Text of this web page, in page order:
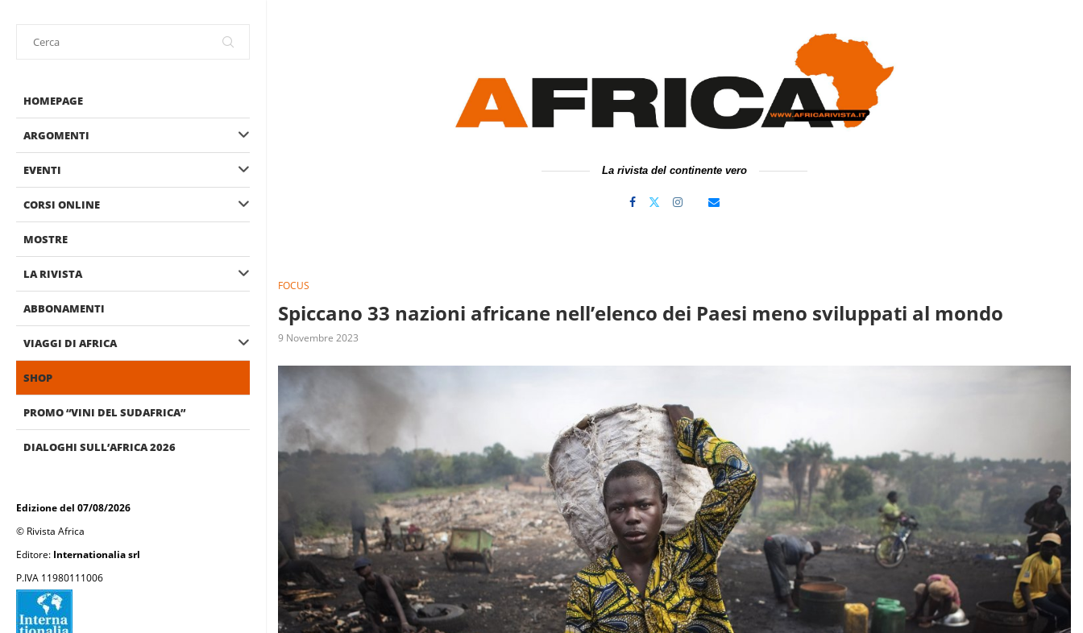
HOMEPAGE
ARGOMENTI
EVENTI
CORSI ONLINE
MOSTRE
LA RIVISTA
ABBONAMENTI
VIAGGI DI AFRICA
SHOP
PROMO “VINI DEL SUDAFRICA”
DIALOGHI SULL’AFRICA 2026
Edizione del 07/08/2026
© Rivista Africa
Editore: Internationalia srl
P.IVA 11980111006
La rivista del continente vero
FOCUS
Spiccano 33 nazioni africane nell’elenco dei Paesi meno sviluppati al mondo
9 Novembre 2023